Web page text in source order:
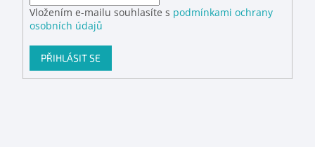
Vložením e-mailu souhlasíte s podmínkami ochrany
osobních údajů
PŘIHLÁSIT SE